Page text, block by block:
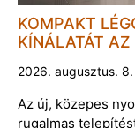
KOMPAKT
KÍNÁLATÁT AZ
2026. augusztus.
Az új, közepes
rugalmas